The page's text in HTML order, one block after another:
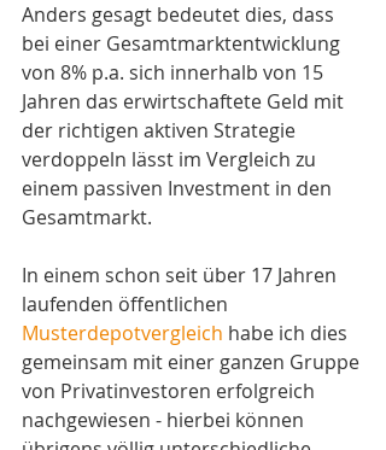
Anders gesagt bedeutet dies, dass
bei einer Gesamtmarktentwicklung
von 8% p.a. sich innerhalb von 15
Jahren das erwirtschaftete Geld mit
der richtigen aktiven Strategie
verdoppeln lässt im Vergleich zu
einem passiven Investment in den
Gesamtmarkt.
In einem schon seit über 17 Jahren
laufenden öffentlichen
Musterdepotvergleich habe ich dies
gemeinsam mit einer ganzen Gruppe
von Privatinvestoren erfolgreich
nachgewiesen - hierbei können